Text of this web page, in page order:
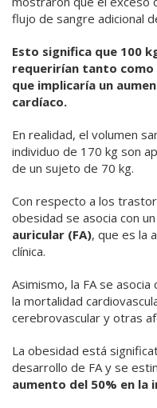
flujo de sangre adicional
Esto significa que 100
requerirían tanto como
que implicaría un
cardíaco.
En realidad, el volumen
individuo de 170 kg son
de un sujeto de 70 kg.
Con respecto a los
obesidad se asocia con un
auricular (FA), que es la
clínica.
Asimismo, la FA se
la mortalidad
cerebrovascular y otras
La obesidad está
desarrollo de FA y se
aumento del 50% en la